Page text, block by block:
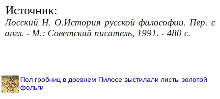
Источник:
Лосский Н. О.История русской философии. Пер. с
англ. - М.: Советский писатель, 1991. - 480 с.
Пол гробниц в древнем Пилосе выстилали листы золотой
фольги